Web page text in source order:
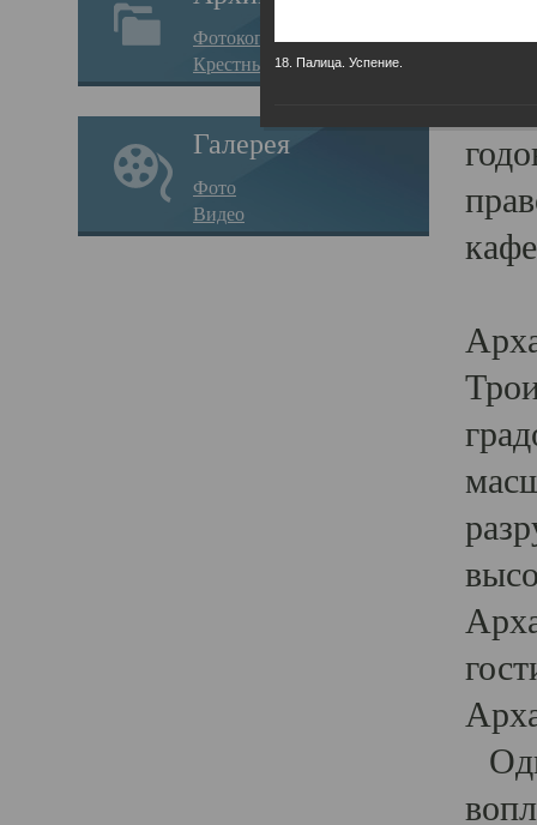
Фотокопии дел
Крестные ходы
Галерея
Фото
Видео
18. Палица. Успение.